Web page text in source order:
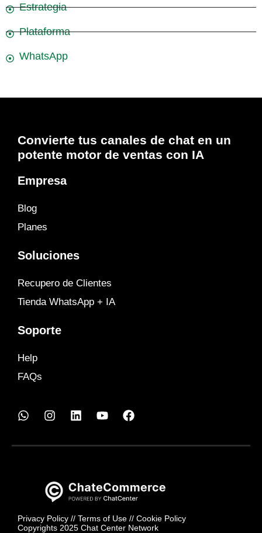
Estrategia
Plataforma
WhatsApp
Convierte tus canales de chat en un
potente motor de ventas con IA
Empresa
Blog
Planes
Soluciones
Recupero de Clientes
Tienda WhatsApp + IA
Soporte
Help
FAQs
Privacy Policy // Terms of Use // Cookie Policy
Copyrights 2025 Chat Center Network